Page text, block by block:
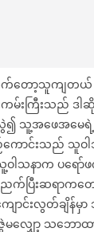
က်တော့သူကျတ
ကမ်းကြီးသည်
သူ့အဖေအမေရဲ့
ာင်းသည် သူဝါ
ါသနာက ပရ
က်ပြီးဆရာကတ
ောင်းလွတ်ချိန်မှာ
ဇွဲမလျှော့ သဘေ